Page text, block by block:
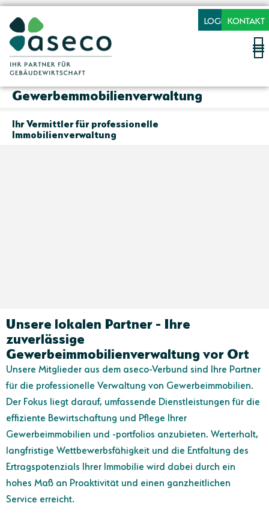
LOGINKONTAKT
Gewerbemmobilienverwaltung
Ihr Vermittler für professionelle
Immobilienverwaltung
Unsere lokalen Partner - Ihre
zuverlässige
Gewerbeimmobilienverwaltung vor Ort
Unsere Mitglieder aus dem aseco-Verbund sind Ihre Partner
für die professionelle Verwaltung von Gewerbeimmobilien.
Der Fokus liegt darauf, umfassende Dienstleistungen für die
effiziente Bewirtschaftung und Pflege Ihrer
Gewerbeimmobilien und -portfolios anzubieten. Werterhalt,
langfristige Wettbewerbsfähigkeit und die Entfaltung des
Ertragspotenzials Ihrer Immobilie wird dabei durch ein
hohes Maß an Proaktivität und einen ganzheitlichen
Service erreicht.